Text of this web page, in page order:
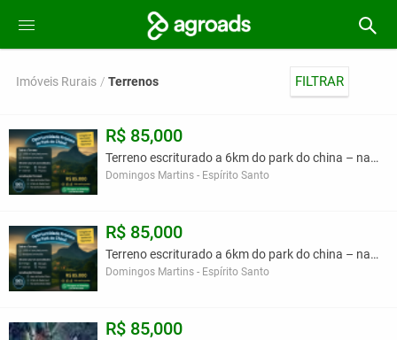
Imóveis Rurais Terrenos FILTRAR
R$ 85,000
Terreno escriturado a 6km do park do china – natur
Domingos Martins - Espírito Santo
R$ 85,000
Terreno escriturado a 6km do park do china – natur
Domingos Martins - Espírito Santo
R$ 85,000